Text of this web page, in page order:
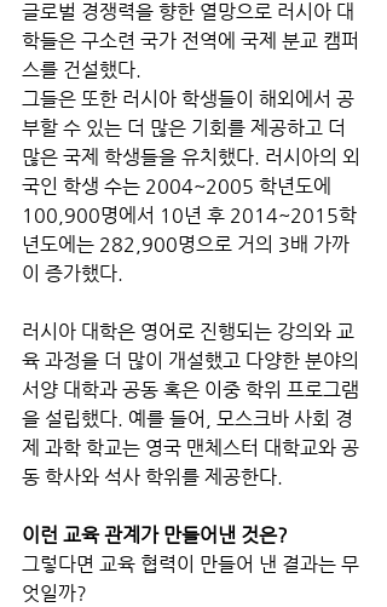
글로벌 경쟁력을 향한 열망으로 러시아 대
학들은 구소련 국가 전역에 국제 분교 캠퍼
스를 건설했다.
그들은 또한 러시아 학생들이 해외에서 공
부할 수 있는 더 많은 기회를 제공하고 더
많은 국제 학생들을 유치했다. 러시아의 외
국인 학생 수는 2004~2005 학년도에
100,900명에서 10년 후 2014~2015학
년도에는 282,900명으로 거의 3배 가까
이 증가했다.
러시아 대학은 영어로 진행되는 강의와 교
육 과정을 더 많이 개설했고 다양한 분야의
서양 대학과 공동 혹은 이중 학위 프로그램
을 설립했다. 예를 들어, 모스크바 사회 경
제 과학 학교는 영국 맨체스터 대학교와 공
동 학사와 석사 학위를 제공한다.
이런 교육 관계가 만들어낸 것은?
그렇다면 교육 협력이 만들어 낸 결과는 무
엇일까?